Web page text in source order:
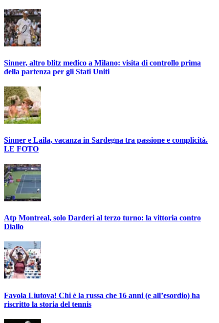
Sinner, altro blitz medico a Milano: visita di controllo prima
della partenza per gli Stati Uniti
Sinner e Laila, vacanza in Sardegna tra passione e complicità.
LE FOTO
Atp Montreal, solo Darderi al terzo turno: la vittoria contro
Diallo
Favola Liutova! Chi è la russa che 16 anni (e all’esordio) ha
riscritto la storia del tennis